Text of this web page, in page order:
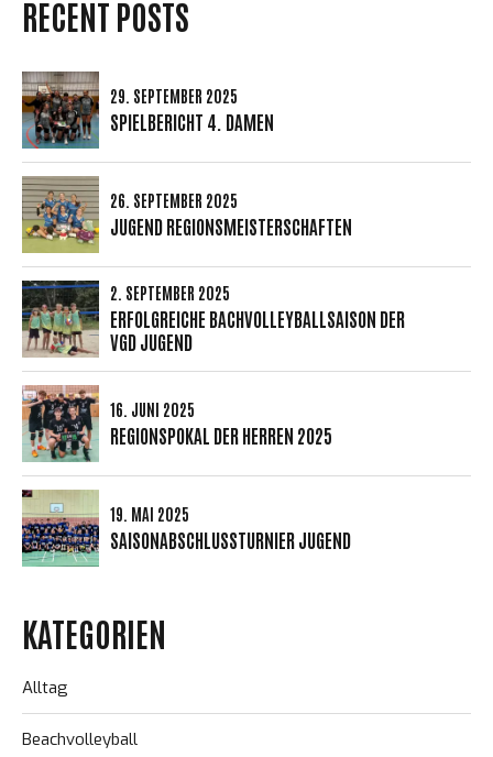
RECENT POSTS
29. SEPTEMBER 2025
SPIELBERICHT 4. DAMEN
26. SEPTEMBER 2025
JUGEND REGIONSMEISTERSCHAFTEN
2. SEPTEMBER 2025
ERFOLGREICHE BACHVOLLEYBALLSAISON DER
VGD JUGEND
16. JUNI 2025
REGIONSPOKAL DER HERREN 2025
19. MAI 2025
SAISONABSCHLUSSTURNIER JUGEND
KATEGORIEN
Alltag
Beachvolleyball